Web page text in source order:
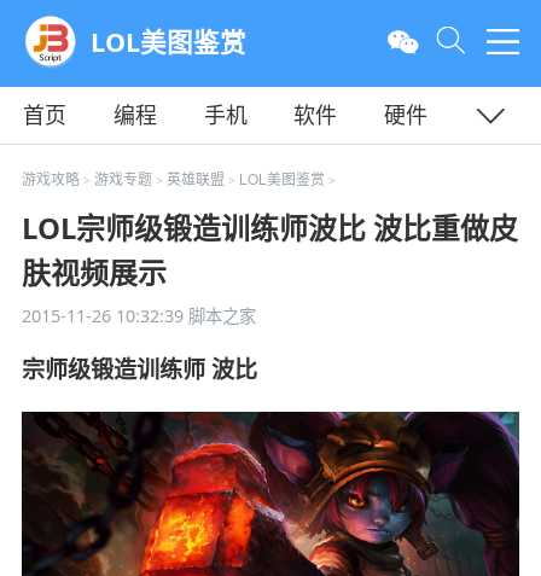
LOL美图鉴赏
首页 编程 手机 软件
硬件
教程
平面 服务器
游戏攻略> 游戏专题 > 英雄联盟 > LOL美图鉴赏 >
LOL宗师级锻造训练师波比 波比重做皮
肤视频展示
2015-11-26 10:32:39脚本之家
宗师级锻造训练师 波比